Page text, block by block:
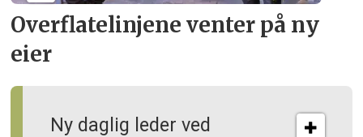
Overflate­linjene venter på ny
eier
Ny daglig leder ved